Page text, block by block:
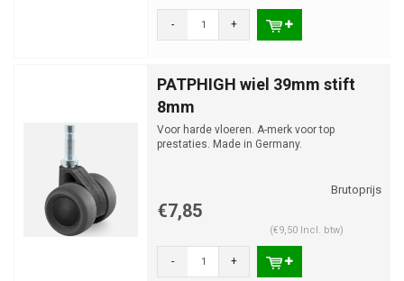
- +
PATPHIGH wiel 39mm stift
8mm
Voor harde vloeren. A-merk voor top
prestaties. Made in Germany.
€7,85
(€9,50 Incl. btw)
- +